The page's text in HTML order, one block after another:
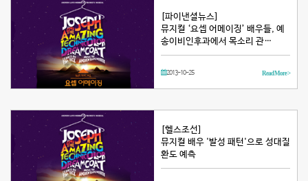
[파이낸셜뉴스]
뮤지컬 ‘요셉 어메이징’ 배우들, 예
송이비인후과에서 목소리 관…
2013-10-25 Read More >
[헬스조선]
뮤지컬 배우 '발성 패턴'으로 성대질
환도 예측